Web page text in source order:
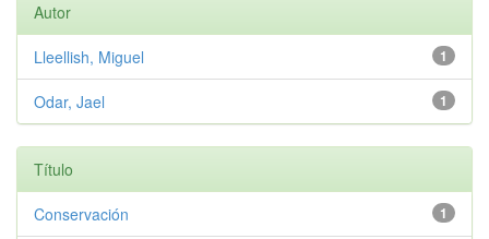
Autor
1
Lleellish, Miguel
1
Odar, Jael
Título
1
Conservación